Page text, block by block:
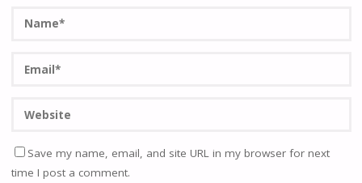
Save my name, email, and site URL in my browser for next
time I post a comment.